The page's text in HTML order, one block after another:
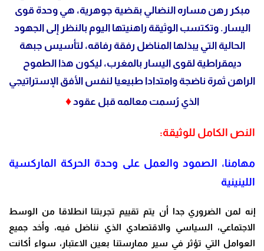
مبكر رهن مساره النضالي بقضية جوهرية، هي وحدة قوى
اليسار. وتكتسب الوثيقة راهنيتها اليوم بالنظر إلى الجهود
الحالية التي يبذلها المناضل رفقة رفاقه، لتأسيس جبهة
ديمقراطية لقوى اليسار بالمغرب، ليكون هذا الطموح
الراهن ثمرة ناضجة وامتدادا طبيعيا لنفس الأفق الإستراتيجي
الذي رُسمت معالمه قبل عقود♦
النص الكامل للوثيقة:
مهامنا، الصمود والعمل على وحدة الحركة الماركسية
اللينينية
إنه لمن الضروري جدا أن يتم تقييم تجربتنا انطلاقا من الوسط
الاجتماعي، السياسي والاقتصادي الذي نناضل فيه، وأخد جميع
العوامل التي تؤثر في سير ممارستنا بعين الاعتبار، سواء أكانت